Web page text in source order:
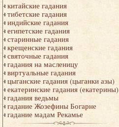
китайские гадания
тибетские гадания
индийские гадания
египетские гадания
старинные гадания
крещенские гадания
святочные гадания
гадания на масленицу
виртуальные гадания
цыганские гадания (цыганки азы)
екатеринские гадания (екатерины)
гадания ведьмы
гадание Жозефины Богарне
гадание мадам Рекамье